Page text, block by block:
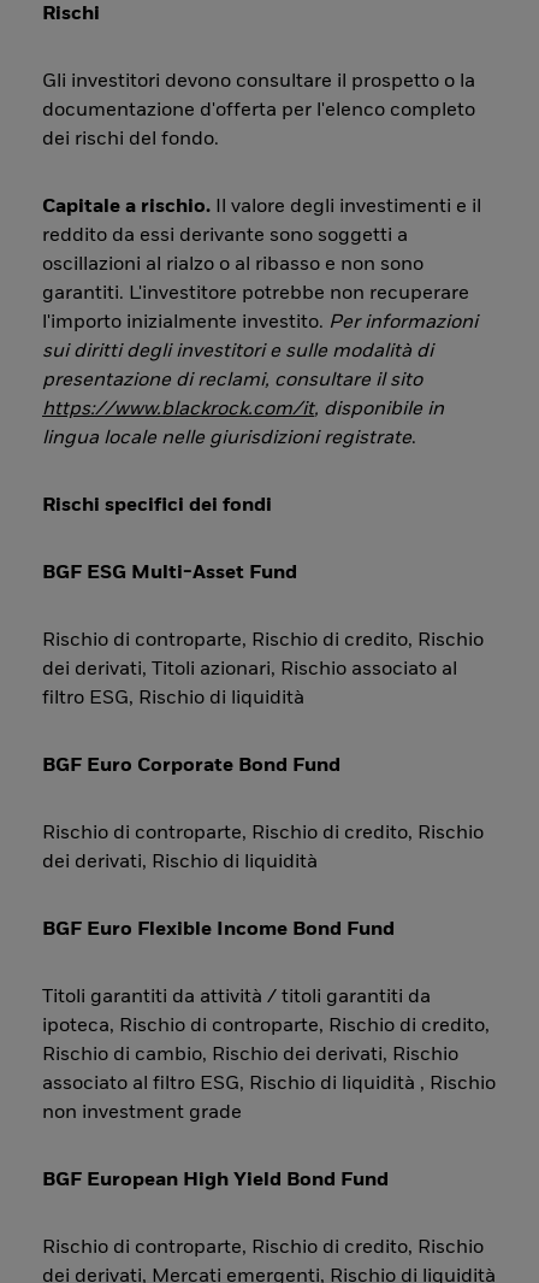
Rischi
Gli investitori devono consultare il prospetto o la
documentazione d'offerta per l'elenco completo
dei rischi del fondo.
Capitale a rischio. Il valore degli investimenti e il
reddito da essi derivante sono soggetti a
oscillazioni al rialzo o al ribasso e non sono
garantiti. L'investitore potrebbe non recuperare
l'importo inizialmente investito. Per informazioni
sui diritti degli investitori e sulle modalità di
presentazione di reclami, consultare il sito
https://www.blackrock.com/it, disponibile in
lingua locale nelle giurisdizioni registrate.
Rischi specifici dei fondi
BGF ESG Multi-Asset Fund
Rischio di controparte, Rischio di credito, Rischio
dei derivati, Titoli azionari, Rischio associato al
filtro ESG, Rischio di liquidità
BGF Euro Corporate Bond Fund
Rischio di controparte, Rischio di credito, Rischio
dei derivati, Rischio di liquidità
BGF Euro Flexible Income Bond Fund
Titoli garantiti da attività / titoli garantiti da
ipoteca, Rischio di controparte, Rischio di credito,
Rischio di cambio, Rischio dei derivati, Rischio
associato al filtro ESG, Rischio di liquidità , Rischio
non investment grade
BGF European High Yield Bond Fund
Rischio di controparte, Rischio di credito, Rischio
dei derivati, Mercati emergenti, Rischio di liquidità